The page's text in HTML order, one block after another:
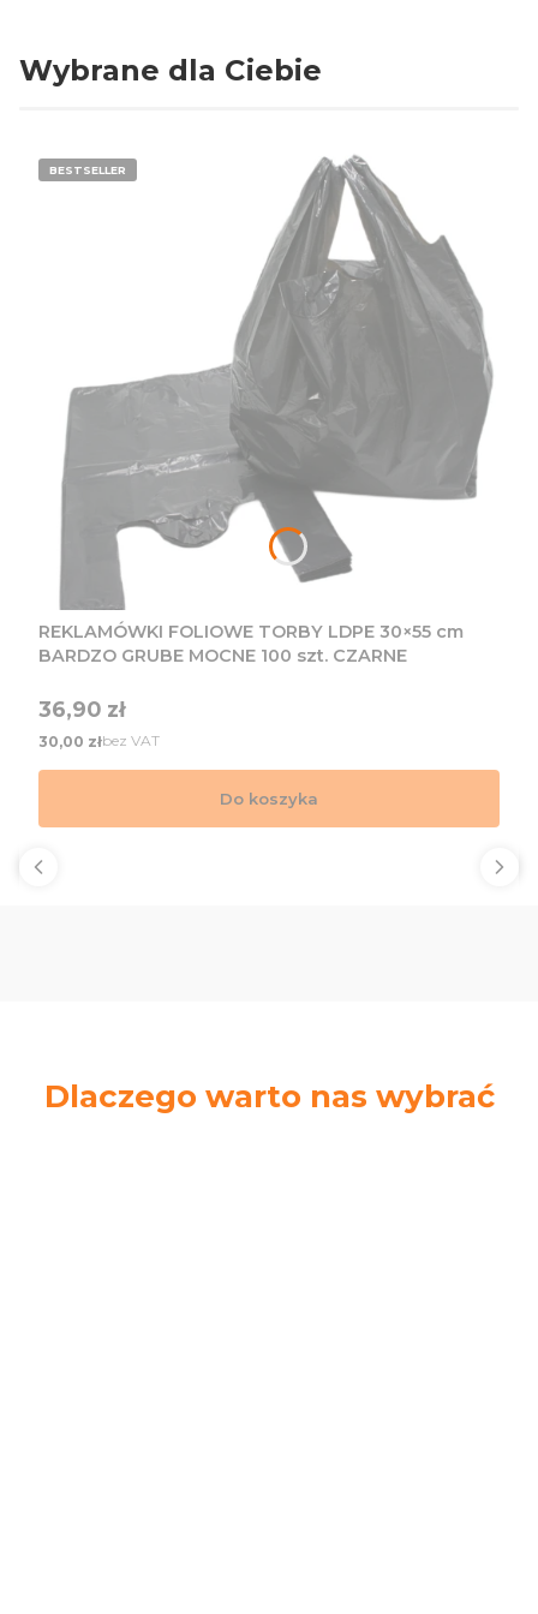
Wybrane dla Ciebie
BESTSELLER
REKLAMÓWKI FOLIOWE TORBY LDPE 30×55 cm
BARDZO GRUBE MOCNE 100 szt. CZARNE
Cena
36,90 zł
Cena
30,00 złbez VAT
Do koszyka
Dlaczego warto nas wybrać